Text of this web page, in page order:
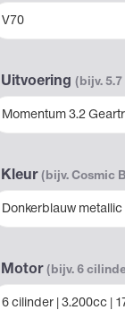
V70
Uitvoering (bijv. 5.7
Momentum 3.2
Kleur (bijv. Cosmic
Donkerblauw metallic
Motor (bijv. 6
6 cilinder | 3.200cc |